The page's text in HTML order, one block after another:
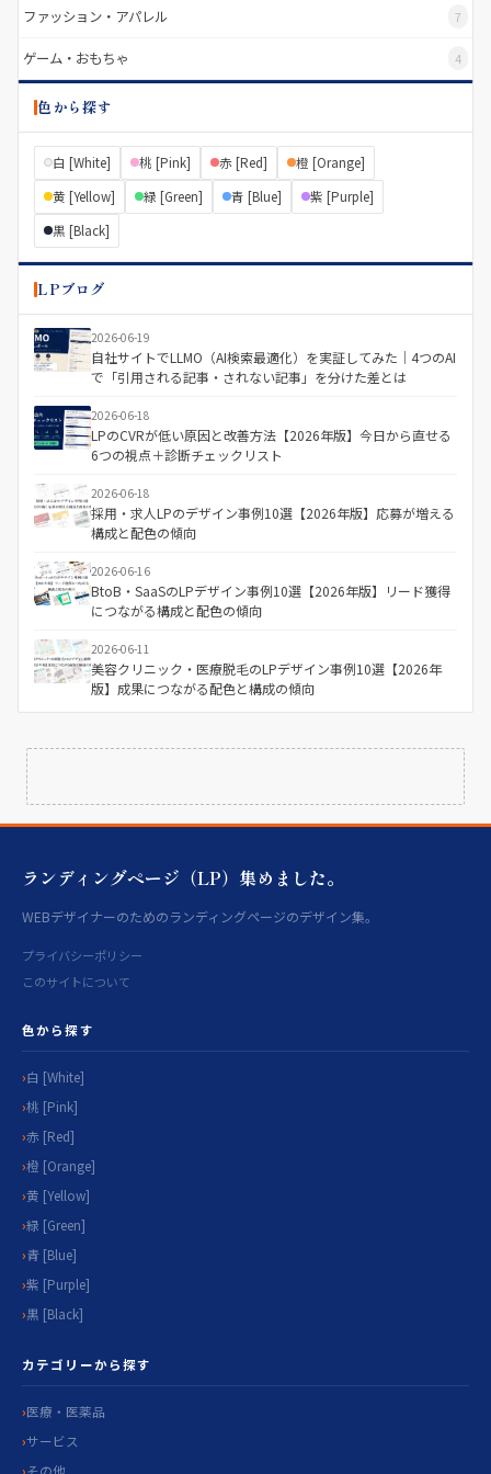
ファッション・アパレル 7
ゲーム・おもちゃ 4
色から探す
白 [White] 桃 [Pink] 赤 [Red]
橙 [Orange]
黄 [Yellow]
緑 [Green] 青 [Blue]
紫 [Purple]
黒 [Black]
LPブログ
2026-06-19
自社サイトでLLMO（AI検索最適化）を実証してみた｜4つのAI
で「引用される記事・されない記事」を分けた差とは
2026-06-18
LPのCVRが低い原因と改善方法【2026年版】今日から直せる
6つの視点＋診断チェックリスト
2026-06-18
採用・求人LPのデザイン事例10選【2026年版】応募が増える
構成と配色の傾向
2026-06-16
BtoB・SaaSのLPデザイン事例10選【2026年版】リード獲得
につながる構成と配色の傾向
2026-06-11
美容クリニック・医療脱毛のLPデザイン事例10選【2026年
版】成果につながる配色と構成の傾向
ランディングページ（LP）集めました。
WEBデザイナーのためのランディングページのデザイン集。
プライバシーポリシー
このサイトについて
色から探す
白 [White]
桃 [Pink]
赤 [Red]
橙 [Orange]
黄 [Yellow]
緑 [Green]
青 [Blue]
紫 [Purple]
黒 [Black]
カテゴリーから探す
医療・医薬品
サービス
その他